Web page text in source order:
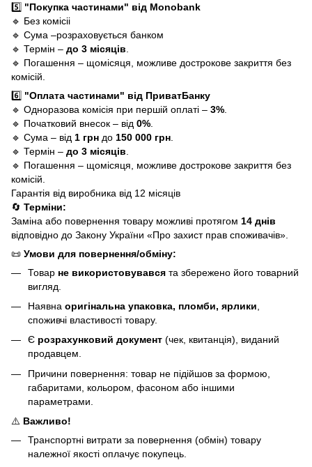
5️⃣ "Покупка частинами" від Monobank
🔹 Без комісіі
🔹 Сума –розраховується банком
🔹 Термін – до 3 місяців
🔹 Погашення – щомісяця, можливе дострокове закриття без
комісій.
6️⃣ "Оплата частинами" від ПриватБанку
🔹 Одноразова комісія при першій оплаті – 3%
🔹 Початковий внесок – від 0%
🔹 Сума – від 1 грн до 150 000 грн
🔹 Термін – до 3 місяців
🔹 Погашення – щомісяця, можливе дострокове закриття без
комісій.
Гарантія від виробника від 12 місяців
🔄 Терміни:
Заміна або повернення товару можливі протягом 14 днів
відповідно до Закону України «Про захист прав споживачів».
📜 Умови для повернення/обміну:
Товар не використовувався та збережено його товарний
вигляд.
Наявна оригінальна упаковка, пломби, ярлики
споживчі властивості товару.
Є розрахунковий документ (чек, квитанція), виданий
продавцем.
Причини повернення: товар не підійшов за формою,
габаритами, кольором, фасоном або іншими
параметрами.
⚠️ Важливо!
Транспортні витрати за повернення (обмін) товару
належної якості оплачує покупець.